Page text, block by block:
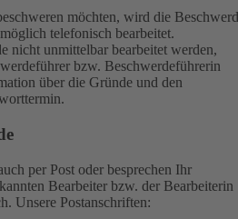
möchten, wird die
telefonisch bearbeitet.
nicht unmittelbar bearbeitet werden,
bzw. Beschwerdeführerin
über die Gründe und den
per Post oder besprechen Ihr
Bearbeiter bzw. der Bearbeiterin
Unsere Postanschriften: